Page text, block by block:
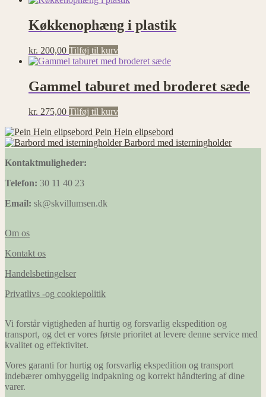
Køkkenophæng i plastik
kr. 200,00 Tilføj til kurv
Gammel taburet med broderet sæde
kr. 275,00 Tilføj til kurv
Pein Hein elipsebord
Barbord med isterningholder
Kontaktmuligheder:
Telefon: 30 11 40 23
Email: sk@skvillumsen.dk
Om os
Kontakt os
Handelsbetingelser
Privatlivs -og cookiepolitik
Vi forstår vigtigheden af hurtig og forsvarlig ekspedition og
transport, og det er vores første prioritet at levere denne service med
kvalitet og effektivitet.
Vores garanti for hurtig og forsvarlig ekspedition og transport
indebærer omhyggelig indpakning og korrekt håndtering af dine
varer.